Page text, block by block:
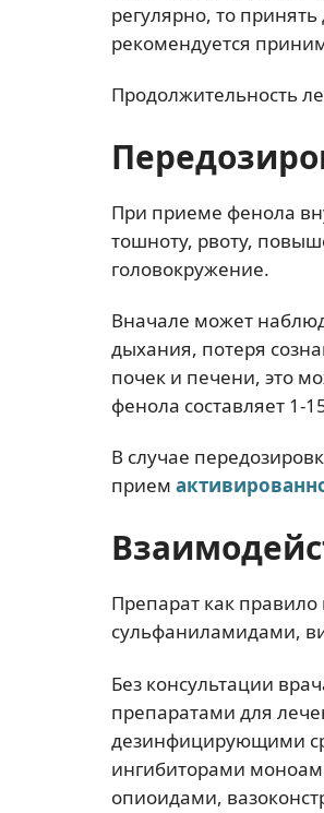
регулярно, то
рекомендуется
Продолжительность
При приеме фенола
тошноту, рвоту,
головокружение.
Вначале может
дыхания, потеря
почек и печени, это
фенола составляет 1-
В случае
прием
Препарат как
сульфаниламидами,
Без консультации
препаратами для
дезинфицирующими
ингибиторами
опиоидами,